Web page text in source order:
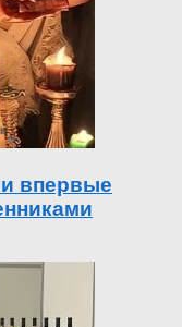
впервые